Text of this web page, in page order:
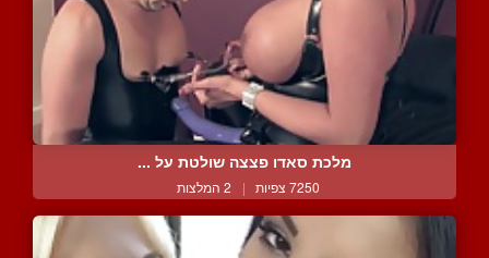
מלכת סאדו פצצה שולטת על ...
7250 צפיות | 2 המלצות